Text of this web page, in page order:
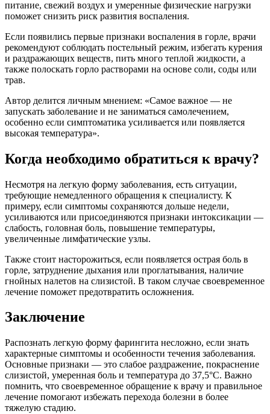
питание, свежий воздух и умеренные физические нагрузки
поможет снизить риск развития воспаления.
Если появились первые признаки воспаления в горле, врачи
рекомендуют соблюдать постельный режим, избегать курения
и раздражающих веществ, пить много теплой жидкости, а
также полоскать горло растворами на основе соли, соды или
трав.
Автор делится личным мнением: «Самое важное — не
запускать заболевание и не заниматься самолечением,
особенно если симптоматика усиливается или появляется
высокая температура».
Когда необходимо обратиться к врачу?
Несмотря на легкую форму заболевания, есть ситуации,
требующие немедленного обращения к специалисту. К
примеру, если симптомы сохраняются дольше недели,
усиливаются или присоединяются признаки интоксикации —
слабость, головная боль, повышение температуры,
увеличенные лимфатические узлы.
Также стоит насторожиться, если появляется острая боль в
горле, затруднение дыхания или проглатывания, наличие
гнойных налетов на слизистой. В таком случае своевременное
лечение поможет предотвратить осложнения.
Заключение
Распознать легкую форму фарингита несложно, если знать
характерные симптомы и особенности течения заболевания.
Основные признаки — это слабое раздражение, покраснение
слизистой, умеренная боль и температура до 37,5°C. Важно
помнить, что своевременное обращение к врачу и правильное
лечение помогают избежать перехода болезни в более
тяжелую стадию.